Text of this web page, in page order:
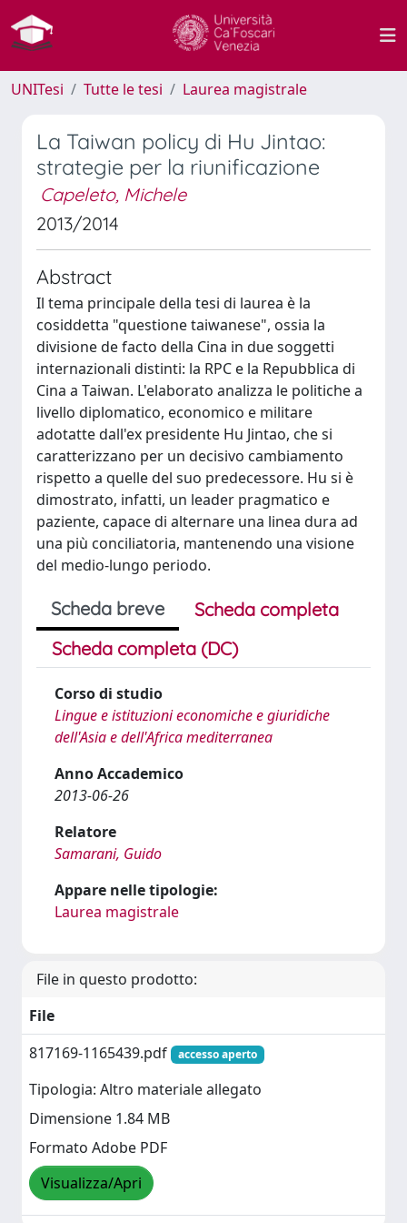
UNITesi Tutte le tesi Laurea magistrale
La Taiwan policy di Hu Jintao:
strategie per la riunificazione
Capeleto, Michele
2013/2014
Abstract
Il tema principale della tesi di laurea è la
cosiddetta "questione taiwanese", ossia la
divisione de facto della Cina in due soggetti
internazionali distinti: la RPC e la Repubblica di
Cina a Taiwan. L'elaborato analizza le politiche a
livello diplomatico, economico e militare
adotatte dall'ex presidente Hu Jintao, che si
caratterizzano per un decisivo cambiamento
rispetto a quelle del suo predecessore. Hu si è
dimostrato, infatti, un leader pragmatico e
paziente, capace di alternare una linea dura ad
una più conciliatoria, mantenendo una visione
del medio-lungo periodo.
Scheda breve
Scheda completa
Scheda completa (DC)
Corso di studio
Lingue e istituzioni economiche e giuridiche
dell'Asia e dell'Africa mediterranea
Anno Accademico
2013-06-26
Relatore
Samarani, Guido
Appare nelle tipologie:
Laurea magistrale
File in questo prodotto:
File
817169-1165439.pdf
accesso aperto
Tipologia: Altro materiale allegato
Dimensione 1.84 MB
Formato Adobe PDF
Visualizza/Apri